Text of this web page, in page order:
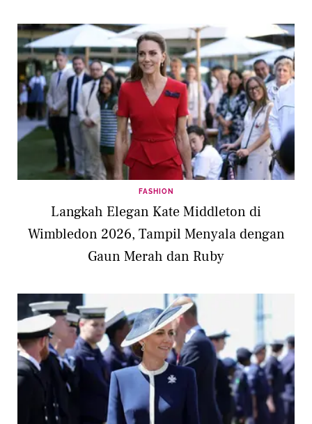
FASHION
Langkah Elegan Kate Middleton di
Wimbledon 2026, Tampil Menyala dengan
Gaun Merah dan Ruby